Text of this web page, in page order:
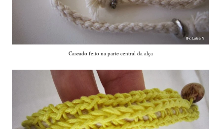
Caseado feito na parte central da alça